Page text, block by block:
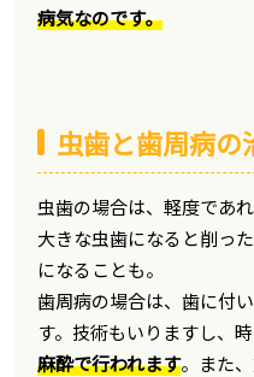
病気なのです。
虫歯と歯周病の
虫歯の場合は、軽度であ
大きな虫歯になると削っ
になることも。
歯周病の場合は、歯に付
す。技術もいりますし、
麻酔で行われます。また